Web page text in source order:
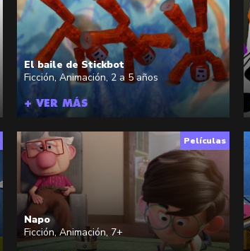
El baile de Stickbot
Ficción,Animación, 2 a 5 años
+ VER MÁS
Películas
Napo
Ficción, Animación, 7+